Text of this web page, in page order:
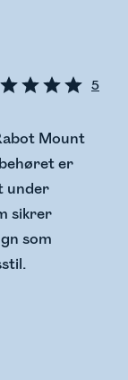
5
Mount
er
under
sikrer
som